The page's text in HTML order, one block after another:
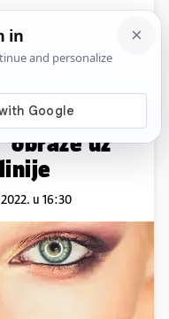
Komentari
ga čini
uz
u 16:30